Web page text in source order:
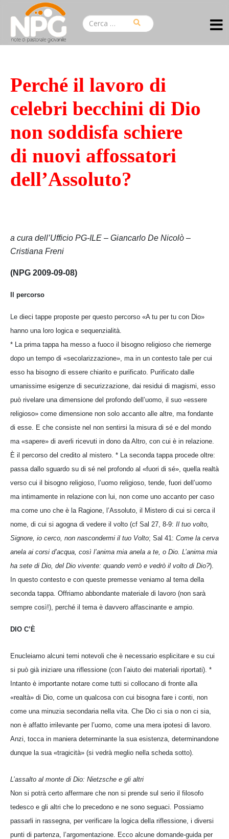
Perché il lavoro di
celebri becchini di Dio
non soddisfa schiere
di nuovi affossatori
dell’Assoluto?
a cura dell’Ufficio PG-ILE – Giancarlo De Nicolò –
Cristiana Freni
(NPG 2009-09-08)
Il percorso
Le dieci tappe proposte per questo percorso «A tu per tu con Dio»
hanno una loro logica e sequenzialità.
* La prima tappa ha messo a fuoco il bisogno religioso che riemerge
dopo un tempo di «secolarizzazione», ma in un contesto tale per cui
esso ha bisogno di essere chiarito e purificato. Purificato dalle
umanissime esigenze di securizzazione, dai residui di magismi, esso
può rivelare una dimensione del profondo dell’uomo, il suo «essere
religioso» come dimensione non solo accanto alle altre, ma fondante
di esse. E che consiste nel non sentirsi la misura di sé e del mondo
ma «sapere» di averli ricevuti in dono da Altro, con cui è in relazione.
È il percorso del credito al mistero. * La seconda tappa procede oltre:
passa dallo sguardo su di sé nel profondo al «fuori di sé», quella realtà
verso cui il bisogno religioso, l’uomo religioso, tende, fuori dell’uomo
ma intimamente in relazione con lui, non come uno accanto per caso
ma come uno che è la Ragione, l’Assoluto, il Mistero di cui si cerca il
nome, di cui si agogna di vedere il volto (cf Sal 27, 8-9: Il tuo volto,
Signore, io cerco, non nascondermi il tuo Volto; Sal 41: Come la cerva
anela ai corsi d’acqua, così l’anima mia anela a te, o Dio. L’anima mia
ha sete di Dio, del Dio vivente: quando verrò e vedrò il volto di Dio?).
In questo contesto e con queste premesse veniamo al tema della
seconda tappa. Offriamo abbondante materiale di lavoro (non sarà
sempre così!), perché il tema è davvero affascinante e ampio.
DIO C’È
Enucleiamo alcuni temi notevoli che è necessario esplicitare e su cui
si può già iniziare una riflessione (con l’aiuto dei materiali riportati). *
Intanto è importante notare come tutti si collocano di fronte alla
«realtà» di Dio, come un qualcosa con cui bisogna fare i conti, non
come una minuzia secondaria nella vita. Che Dio ci sia o non ci sia,
non è affatto irrilevante per l’uomo, come una mera ipotesi di lavoro.
Anzi, tocca in maniera determinante la sua esistenza, determinandone
dunque la sua «tragicità» (si vedrà meglio nella scheda sotto).
L’assalto al monte di Dio: Nietzsche e gli altri
Non si potrà certo affermare che non si prende sul serio il filosofo
tedesco e gli altri che lo precedono e ne sono seguaci. Possiamo
passarli in rassegna, per verificare la logica della riflessione, i diversi
punti di partenza, l’argomentazione. Ecco alcune domande-guida per